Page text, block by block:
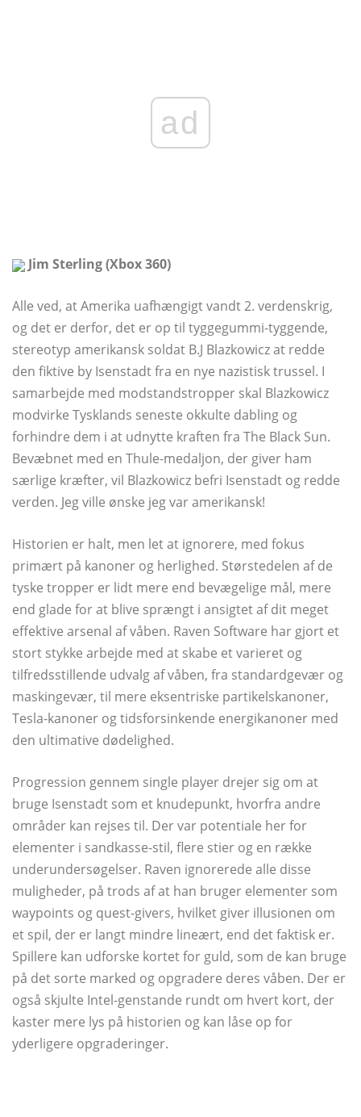
ad
Jim Sterling (Xbox 360)
Alle ved, at Amerika uafhængigt vandt 2. verdenskrig,
og det er derfor, det er op til tyggegummi-tyggende,
stereotyp amerikansk soldat B.J Blazkowicz at redde
den fiktive by Isenstadt fra en nye nazistisk trussel. I
samarbejde med modstandstropper skal Blazkowicz
modvirke Tysklands seneste okkulte dabling og
forhindre dem i at udnytte kraften fra The Black Sun.
Bevæbnet med en Thule-medaljon, der giver ham
særlige kræfter, vil Blazkowicz befri Isenstadt og redde
verden. Jeg ville ønske jeg var amerikansk!
Historien er halt, men let at ignorere, med fokus
primært på kanoner og herlighed. Størstedelen af ​​de
tyske tropper er lidt mere end bevægelige mål, mere
end glade for at blive sprængt i ansigtet af dit meget
effektive arsenal af våben. Raven Software har gjort et
stort stykke arbejde med at skabe et varieret og
tilfredsstillende udvalg af våben, fra standardgevær og
maskingevær, til mere eksentriske partikelskanoner,
Tesla-kanoner og tidsforsinkende energikanoner med
den ultimative dødelighed.
Progression gennem single player drejer sig om at
bruge Isenstadt som et knudepunkt, hvorfra andre
områder kan rejses til. Der var potentiale her for
elementer i sandkasse-stil, flere stier og en række
underundersøgelser. Raven ignorerede alle disse
muligheder, på trods af at han bruger elementer som
waypoints og quest-givers, hvilket giver illusionen om
et spil, der er langt mindre lineært, end det faktisk er.
Spillere kan udforske kortet for guld, som de kan bruge
på det sorte marked og opgradere deres våben. Der er
også skjulte Intel-genstande rundt om hvert kort, der
kaster mere lys på historien og kan låse op for
yderligere opgraderinger.